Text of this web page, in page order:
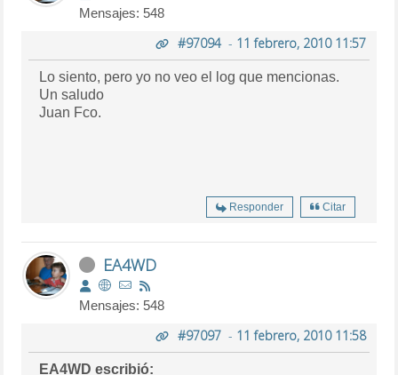
Mensajes: 548
#97094- 11 febrero, 2010 11:57
Lo siento, pero yo no veo el log que mencionas.
Un saludo
Juan Fco.
Responder Citar
EA4WD
Mensajes: 548
#97097- 11 febrero, 2010 11:58
EA4WD escribió: